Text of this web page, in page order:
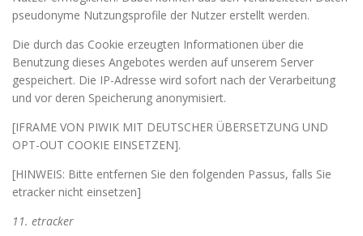
pseudonyme Nutzungsprofile der Nutzer erstellt werden.
Die durch das Cookie erzeugten Informationen über die
Benutzung dieses Angebotes werden auf unserem Server
gespeichert. Die IP-Adresse wird sofort nach der Verarbeitung
und vor deren Speicherung anonymisiert.
[IFRAME VON PIWIK MIT DEUTSCHER ÜBERSETZUNG UND
OPT-OUT COOKIE EINSETZEN].
[HINWEIS: Bitte entfernen Sie den folgenden Passus, falls Sie
etracker nicht einsetzen]
11. etracker